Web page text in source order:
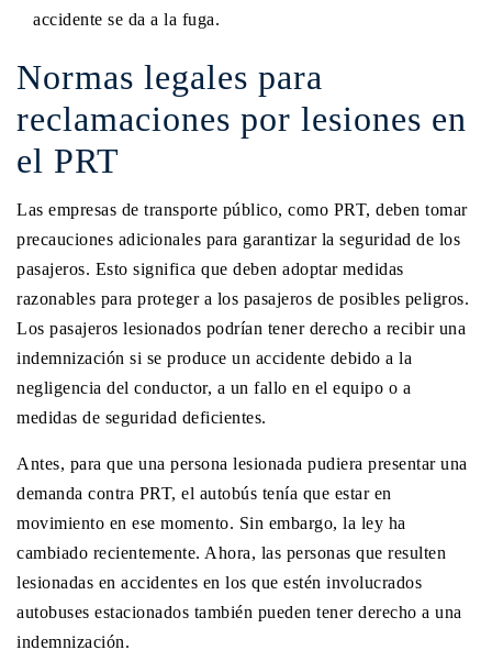
accidente se da a la fuga.
Normas legales para
reclamaciones por lesiones en
el PRT
Las empresas de transporte público, como PRT, deben tomar
precauciones adicionales para garantizar la seguridad de los
pasajeros. Esto significa que deben adoptar medidas
razonables para proteger a los pasajeros de posibles peligros.
Los pasajeros lesionados podrían tener derecho a recibir una
indemnización si se produce un accidente debido a la
negligencia del conductor, a un fallo en el equipo o a
medidas de seguridad deficientes.
Antes, para que una persona lesionada pudiera presentar una
demanda contra PRT, el autobús tenía que estar en
movimiento en ese momento. Sin embargo, la ley ha
cambiado recientemente. Ahora, las personas que resulten
lesionadas en accidentes en los que estén involucrados
autobuses estacionados también pueden tener derecho a una
indemnización.